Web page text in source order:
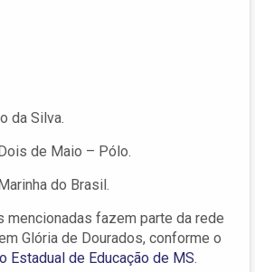
da Silva.
de Maio – Pólo.
do Brasil.
mencionadas fazem parte da rede
Glória de Dourados, conforme o
Estadual de Educação de MS.